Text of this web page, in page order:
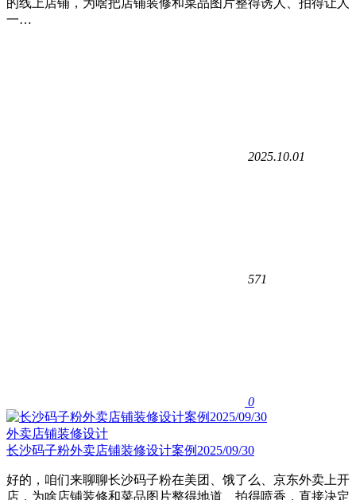
一…
2025.10.01
571
0
外卖店铺装修设计
长沙码子粉外卖店铺装修设计案例2025/09/30
好的，咱们来聊聊长沙码子粉在美团、饿了么、京东外卖上开
店，为啥店铺装修和菜品图片整得地道、拍得喷香，直接决定